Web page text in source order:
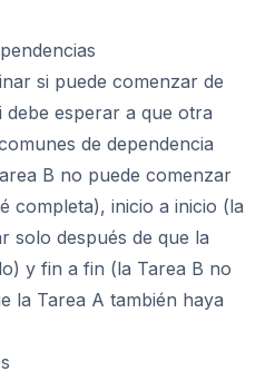
si puede comenzar de
esperar a que otra
de dependencia
B no puede comenzar
completa), inicio a inicio (la
solo después de que la
y fin a fin (la Tarea B no
la Tarea A también haya